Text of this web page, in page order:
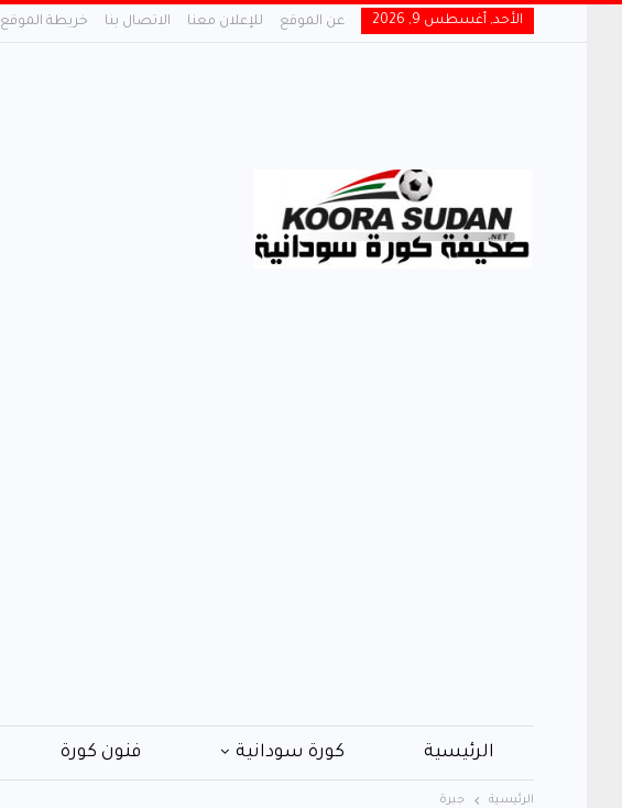
الأحد, أغسطس 9, 2026 عن الموقع للإعلان معنا الاتصال بنا خريطة الموقع
الرئيسية كورة سودانية فنون كورة
الرئيسية جبرة